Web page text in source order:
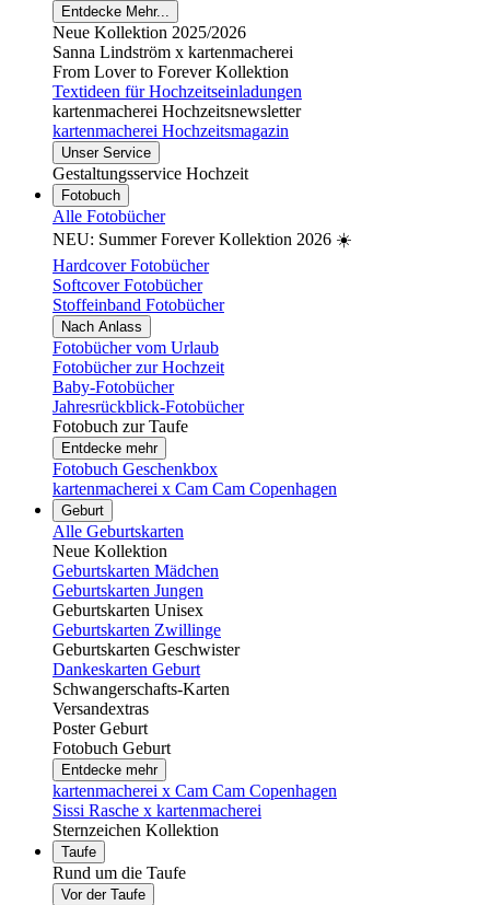
Entdecke Mehr...
Neue Kollektion 2025/2026
Sanna Lindström x kartenmacherei
From Lover to Forever Kollektion
Textideen für Hochzeitseinladungen
kartenmacherei Hochzeitsnewsletter
kartenmacherei Hochzeitsmagazin
Unser Service
Gestaltungsservice Hochzeit
Fotobuch
Alle Fotobücher
NEU: Summer Forever Kollektion 2026 ☀️
Hardcover Fotobücher
Softcover Fotobücher
Stoffeinband Fotobücher
Nach Anlass
Fotobücher vom Urlaub
Fotobücher zur Hochzeit
Baby-Fotobücher
Jahresrückblick-Fotobücher
Fotobuch zur Taufe
Entdecke mehr
Fotobuch Geschenkbox
kartenmacherei x Cam Cam Copenhagen
Geburt
Alle Geburtskarten
Neue Kollektion
Geburtskarten Mädchen
Geburtskarten Jungen
Geburtskarten Unisex
Geburtskarten Zwillinge
Geburtskarten Geschwister
Dankeskarten Geburt
Schwangerschafts-Karten
Versandextras
Poster Geburt
Fotobuch Geburt
Entdecke mehr
kartenmacherei x Cam Cam Copenhagen
Sissi Rasche x kartenmacherei
Sternzeichen Kollektion
Taufe
Rund um die Taufe
Vor der Taufe